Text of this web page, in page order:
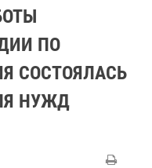
ПО
СОСТОЯЛАСЬ
НУЖД